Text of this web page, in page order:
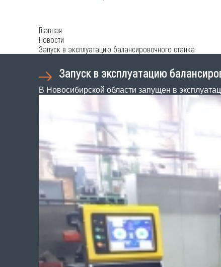
Главная
Новости
Запуск в эксплуатацию балансировочного станка
Запуск в эксплуатацию
В Новосибирской области запущен в